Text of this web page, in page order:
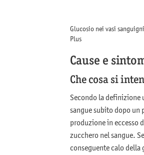
Glucosio nei vasi
Plus
Cause e
Che cosa si
Secondo la definizione
sangue subito dopo un
produzione in eccesso
zucchero nel sangue.
conseguente calo